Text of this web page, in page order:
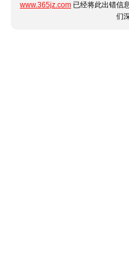
www.365jz.com 已经将此出错信
们